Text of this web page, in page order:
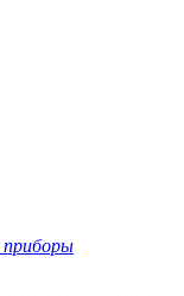
приборы